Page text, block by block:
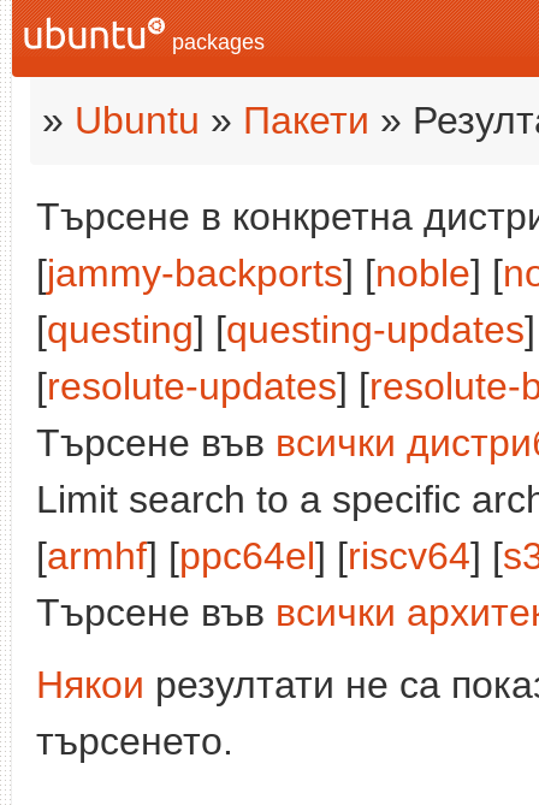
packages
» Ubuntu » Пакети »
Търсене в конкретна
[jammy-backports] [noble] [
[questing] [questing-updates
[resolute-updates] [resolute-
Търсене във всички
Limit search to a specific
[armhf] [ppc64el] [riscv64] [
Търсене във всички
Някои резултати не са
търсенето.